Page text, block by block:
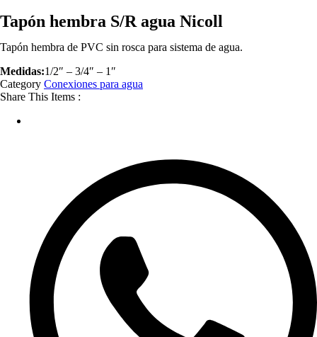
Tapón hembra S/R agua Nicoll
Tapón hembra de PVC sin rosca para sistema de agua.
Medidas:1/2″ – 3/4″ – 1″
Category Conexiones para agua
Share This Items :